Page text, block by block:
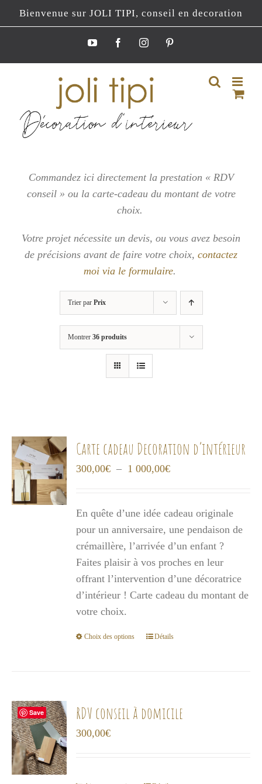
Passer
au
Bienvenue sur JOLI TIPI, conseil en decoration
YouTubeFacebookInstagramPinterest
Commandez ici directement la prestation « RDV
conseil » ou la carte-cadeau du montant de votre
choix.
Votre projet nécessite un devis, ou vous avez besoin
de précisions avant de faire votre choix, contactez
moi via le formulaire.
Trier par Prix
Montrer 36 produits
Carte cadeau Decoration d’intérieur
300,00€ – 1 000,00€Plage
300,00€
à
1
000,00€
En quête d’une idée cadeau originale
pour un anniversaire, une pendaison de
crémaillère, l’arrivée d’un enfant ?
Faites plaisir à vos proches en leur
offrant l’intervention d’une décoratrice
d’intérieur ! Carte cadeau du montant de
votre choix.
Choix des options
Ce
Les
Détails
RDV conseil à domicile
300,00€
Save